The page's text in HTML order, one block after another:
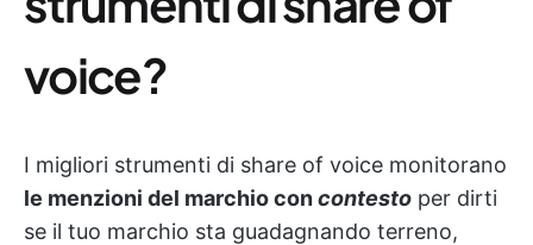
voice?
I migliori strumenti di share of voice monitorano
le menzioni del marchio concontesto per dirti
se il tuo marchio sta guadagnando terreno,